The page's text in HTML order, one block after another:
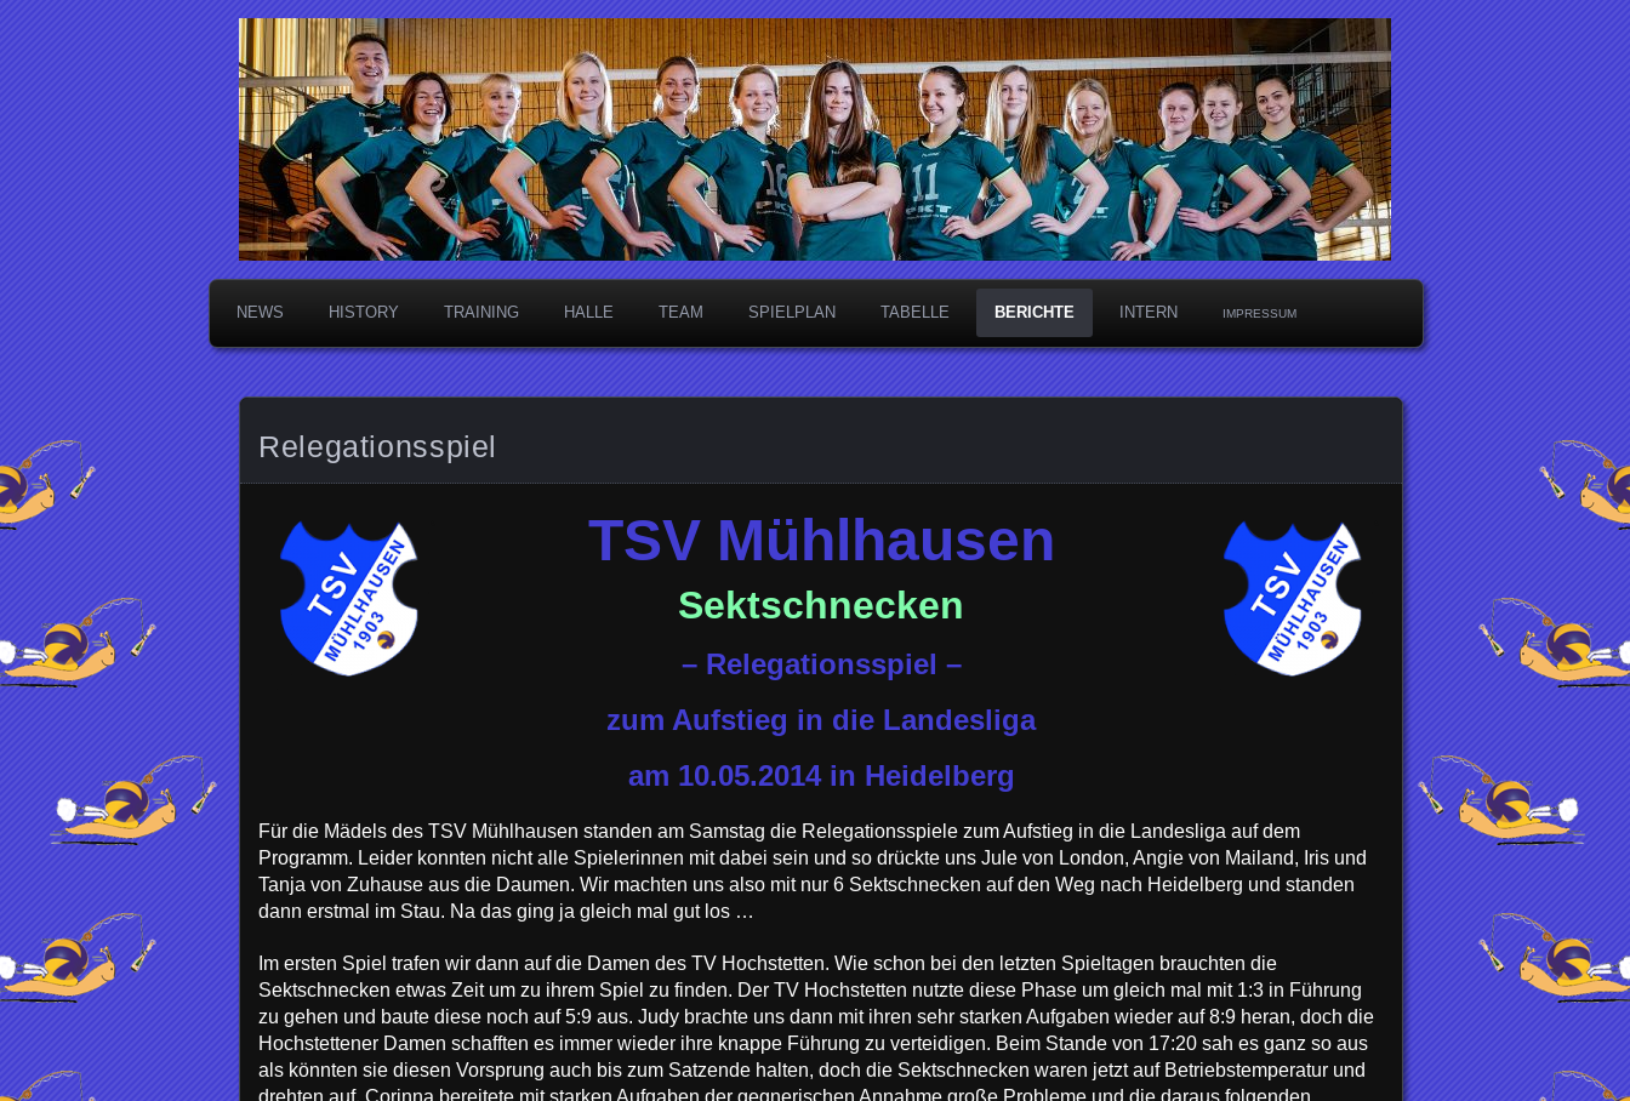
Die Sektschnecken
NEWS HISTORY TRAINING HALLE TEAM SPIELPLAN TABELLE BERICHTE INTERN IMPRESSUM
Relegationsspiel
TSV Mühlhausen
Sektschnecken
– Relegationsspiel –
zum Aufstieg in die Landesliga
am 10.05.2014 in Heidelberg
Für die Mädels des TSV Mühlhausen standen am Samstag die Relegationsspiele zum Aufstieg in die Landesliga auf dem
Programm. Leider konnten nicht alle Spielerinnen mit dabei sein und so drückte uns Jule von London, Angie von Mailand, Iris und
Tanja von Zuhause aus die Daumen. Wir machten uns also mit nur 6 Sektschnecken auf den Weg nach Heidelberg und standen
dann erstmal im Stau. Na das ging ja gleich mal gut los …
Im ersten Spiel trafen wir dann auf die Damen des TV Hochstetten. Wie schon bei den letzten Spieltagen brauchten die
Sektschnecken etwas Zeit um zu ihrem Spiel zu finden. Der TV Hochstetten nutzte diese Phase um gleich mal mit 1:3 in Führung
zu gehen und baute diese noch auf 5:9 aus. Judy brachte uns dann mit ihren sehr starken Aufgaben wieder auf 8:9 heran, doch die
Hochstettener Damen schafften es immer wieder ihre knappe Führung zu verteidigen. Beim Stande von 17:20 sah es ganz so aus
als könnten sie diesen Vorsprung auch bis zum Satzende halten, doch die Sektschnecken waren jetzt auf Betriebstemperatur und
drehten auf. Corinna bereitete mit starken Aufgaben der gegnerischen Annahme große Probleme und die daraus folgenden